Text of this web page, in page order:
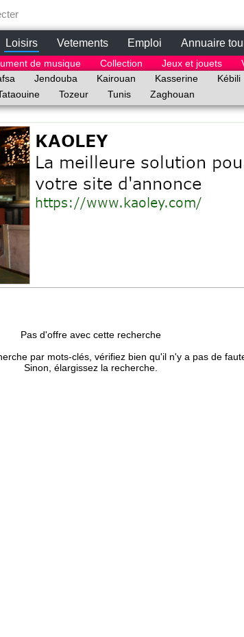
Loisirs Vetements Emploi Annuaire
de musique Collection Jeux et jouets
Jendouba Kairouan Kasserine Kébili
Tozeur Tunis Zaghouan
Pas d'offre avec cette recherche
par mots-clés, vérifiez bien qu'il n'y a pas de
Sinon, élargissez la recherche.